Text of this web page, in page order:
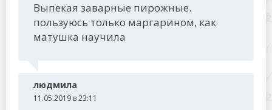
Выпекая заварные пирожные.
пользуюсь только маргарином, как
матушка научила
людмила
11.05.2019 в 23:11